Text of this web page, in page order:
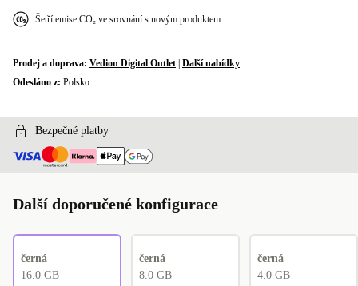
CH (QWERTZ)
Šetří emise CO₂ ve srovnání s novým produktem
Prodej a doprava: Vedion Digital Outlet Další nabídky
Odesláno z: Polsko
Bezpečné platby
Další doporučené konfigurace
černá
16.0 GB
černá
8.0 GB
černá
4.0 GB